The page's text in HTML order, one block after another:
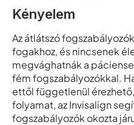
Kényelem
Az átlátszó
fogakhoz, és nincsenek
megvághatnák a
fém fogszabályozókkal.
ettől függetlenül
folyamat, az Invisalign
fogszabályozók okozta